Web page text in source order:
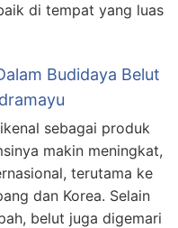
di tempat yang luas
Budidaya Belut
sebagai produk
makin meningkat,
terutama ke
dan Korea. Selain
belut juga digemari